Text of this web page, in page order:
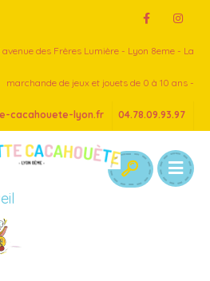
des Frères Lumière - Lyon 8eme - La
marchande de jeux et jouets de 0 à 10 ans -
cacahouete-lyon.fr 04.78.09.93.97